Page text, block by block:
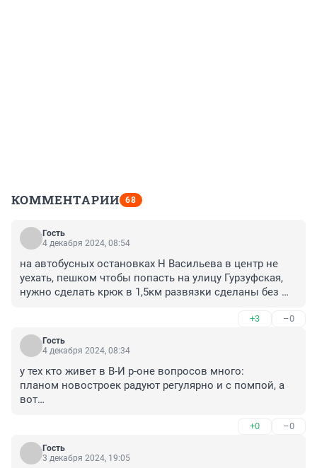
КОММЕНТАРИИ 68
Гость
4 декабря 2024, 08:54
на автобусных остановках Н Васильева в центр не
уехать, пешком чтобы попасть на улицу Гурзуфская,
нужно сделать крюк в 1,5км развязки сделаны без
СДерябиной и Токарей уходят в никуда... там страшно
ходить, под этими мостами живут бомжи, тротуар
вдоль домов на ул.Репина 19 вообще никогда не
2/3 тротуара у заведения " МАЛИНОВКА" занимает
летняя терраса, там никогда не чистят тротуар-
вообще демонтируйте это уродство
+3 –0
Гость
4 декабря 2024, 08:34
у тех кто живет в В-И р-оне вопросов много:
планом новостроек радуют регулярно и с помпой, а
вот
-когда сделают остановки- стоим под дождем и
снегом 3 год на ул Викулова, ждем 24 маршрут, там
+0 –0
Гость
3 декабря 2024, 19:05